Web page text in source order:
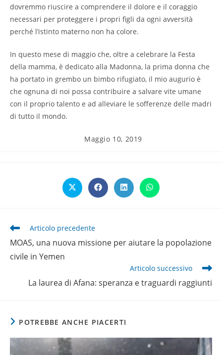
dovremmo riuscire a comprendere il dolore e il coraggio
necessari per proteggere i propri figli da ogni avversità
perché l’istinto materno non ha colore.
In questo mese di maggio che, oltre a celebrare la Festa
della mamma, è dedicato alla Madonna, la prima donna che
ha portato in grembo un bimbo rifugiato, il mio augurio è
che ognuna di noi possa contribuire a salvare vite umane
con il proprio talento e ad alleviare le sofferenze delle madri
di tutto il mondo.
Articolo
pubblicato:
Maggio 10, 2019
Opens
in
Opens
in
Opens
in
Opens
in
Leggi
articoli
Articolo precedente
MOAS, una nuova missione per aiutare la popolazione
civile in Yemen
Articolo successivo
La laurea di Afana: speranza e traguardi raggiunti
POTREBBE ANCHE PIACERTI